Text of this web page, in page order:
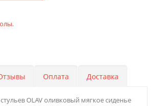
.
Оплата Доставка
OLAV оливковый мягкое сиденье